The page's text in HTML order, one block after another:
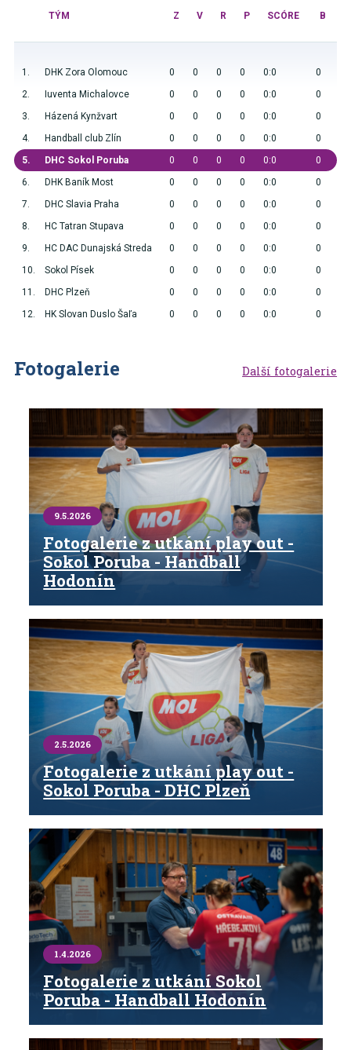
TÝM Z V R P SCÓRE B
1. DHK Zora Olomouc 0 0 0 0 0:0
0
2.
Iuventa Michalovce 0 0 0 0 0:0
0
3.
Házená Kynžvart 0 0 0 0 0:0
0
4.
Handball club Zlín 0 0 0 0 0:0
0
5.
DHC Sokol Poruba 0 0 0 0 0:0
0
6.
DHK Baník Most 0 0 0 0 0:0
0
7.
DHC Slavia Praha 0 0 0 0 0:0
0
8.
HC Tatran Stupava 0 0 0 0 0:0
0
9.
HC DAC Dunajská Streda 0 0 0 0 0:0
0
10.
Sokol Písek 0 0 0 0 0:0
0
11.
DHC Plzeň 0 0 0 0 0:0
0
12.
HK Slovan Duslo Šaľa 0 0 0 0 0:0 0
Další fotogalerie
Fotogalerie
9.5.2026
Fotogalerie z utkání play out -
Sokol Poruba - Handball
Hodonín
2.5.2026
Fotogalerie z utkání play out -
Sokol Poruba - DHC Plzeň
1.4.2026
Fotogalerie z utkání Sokol
Poruba - Handball Hodonín